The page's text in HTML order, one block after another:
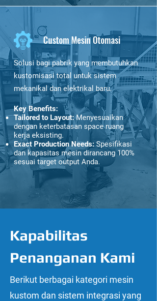
Custom Mesin Otomasi
Solusi bagi pabrik yang membutuhkan
kustomisasi total untuk sistem
mekanikal dan elektrikal baru.
Key Benefits:
Tailored to Layout:Menyesuaikan
dengan keterbatasan space ruang
kerja eksisting.
Exact Production Needs:Spesifikasi
dan kapasitas mesin dirancang 100%
sesuai target output Anda.
Kapabilitas
Penanganan Kami
Berikut berbagai kategori mesin
kustom dan sistem integrasi yang